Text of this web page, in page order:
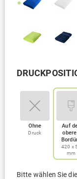
Ohne
Druck
Auf
420 x
mm
Bitte wählen Sie